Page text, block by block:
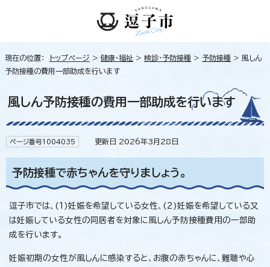
現在の位置： トップページ > 健康・福祉 > 検診・予防接種 > 予防接種 > 風しん
予防接種の費用一部助成を行います
風しん予防接種の費用一部助成を行います
ページ番号1004035 更新日 2026年3月28日
予防接種で赤ちゃんを守りましょう。
逗子市では、(1)妊娠を希望している女性、(2)妊娠を希望している又
は妊娠している女性の同居者を対象に風しん予防接種費用の一部助
成を行います。
妊娠初期の女性が風しんに感染すると、お腹の赤ちゃんに、難聴や心